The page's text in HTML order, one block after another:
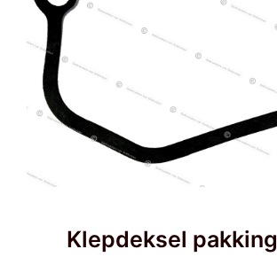
Klepdeksel pakking